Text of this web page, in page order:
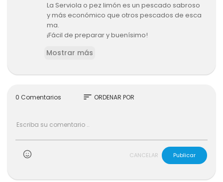
La Serviola o pez limón es un pescado sabroso
y más económico que otros pescados de esca
ma.
¡Fácil de preparar y buenísimo!
pescado.
INGREDIENTES
3 dientes de ajo
Patatas
Mostrar más
0 Comentarios sort ORDENAR POR
CANCELAR Publicar